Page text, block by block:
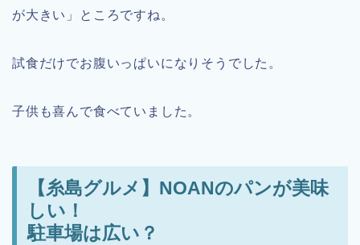
が大きい」ところですね。
試食だけでお腹いっぱいになりそうでした。
子供も喜んで食べていました。
【糸島グルメ】NOANのパンが美味
しい！
駐車場は広い？